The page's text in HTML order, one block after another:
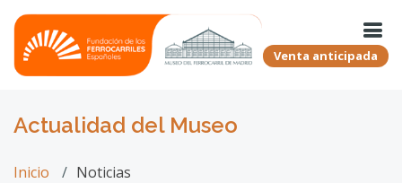
Venta anticipada
Actualidad del Museo
Inicio Noticias